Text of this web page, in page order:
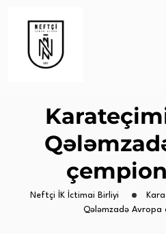
Neftçi İK İctimai Birliyi
Qələmzadə Avropa